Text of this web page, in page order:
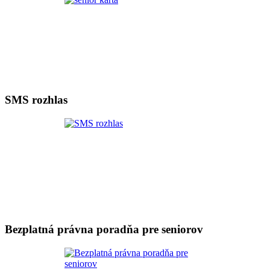
SMS rozhlas
Bezplatná právna poradňa pre seniorov